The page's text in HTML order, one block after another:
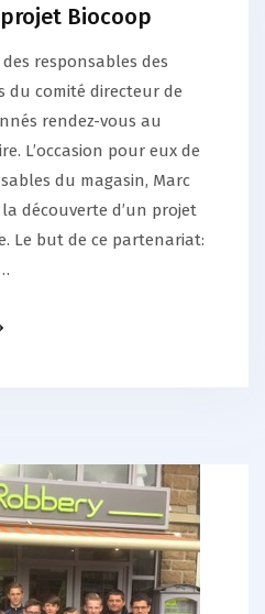
Biocoop
responsables des
du comité directeur de
rendez-vous au
L’occasion pour eux de
du magasin, Marc
découverte d’un projet
Le but de ce partenariat: